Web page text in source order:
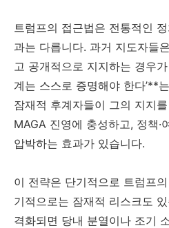
트럼프의 접근법은 전통적인
과는 다릅니다. 과거 지도자들
고 공개적으로 지지하는 경우
계는 스스로 증명해야 한다’**
잠재적 후계자들이 그의 지지
MAGA 진영에 충성하고, 정책·
압박하는 효과가 있습니다.
이 전략은 단기적으로 트럼프
기적으로는 잠재적 리스크도
격화되면 당내 분열이나 조기